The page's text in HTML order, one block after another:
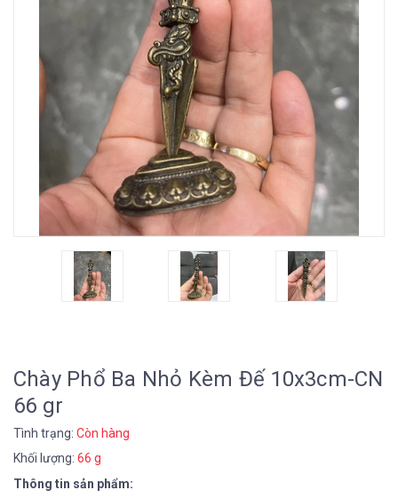
Chày Phổ Ba Nhỏ Kèm Đế 10x3cm-CN
66 gr
Tình trạng: Còn hàng
Khối lượng: 66 g
Thông tin sản phẩm: